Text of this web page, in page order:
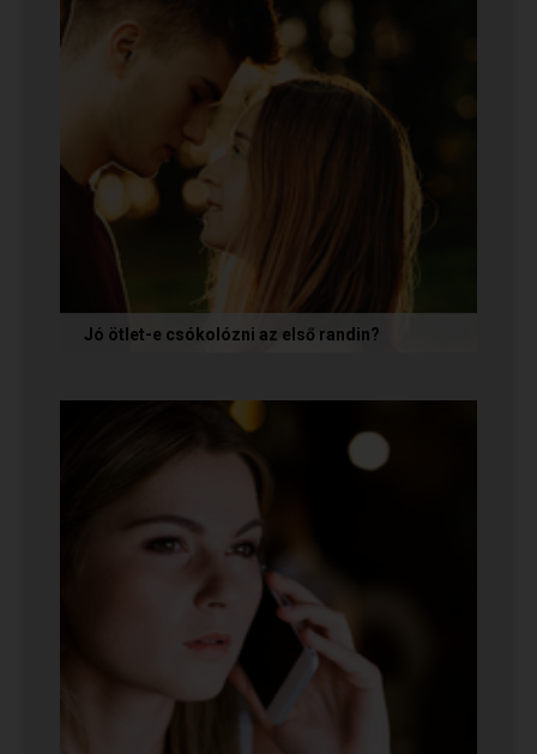
Jó ötlet-e csókolózni az első randin?
az azt jelenti, hogy nem...